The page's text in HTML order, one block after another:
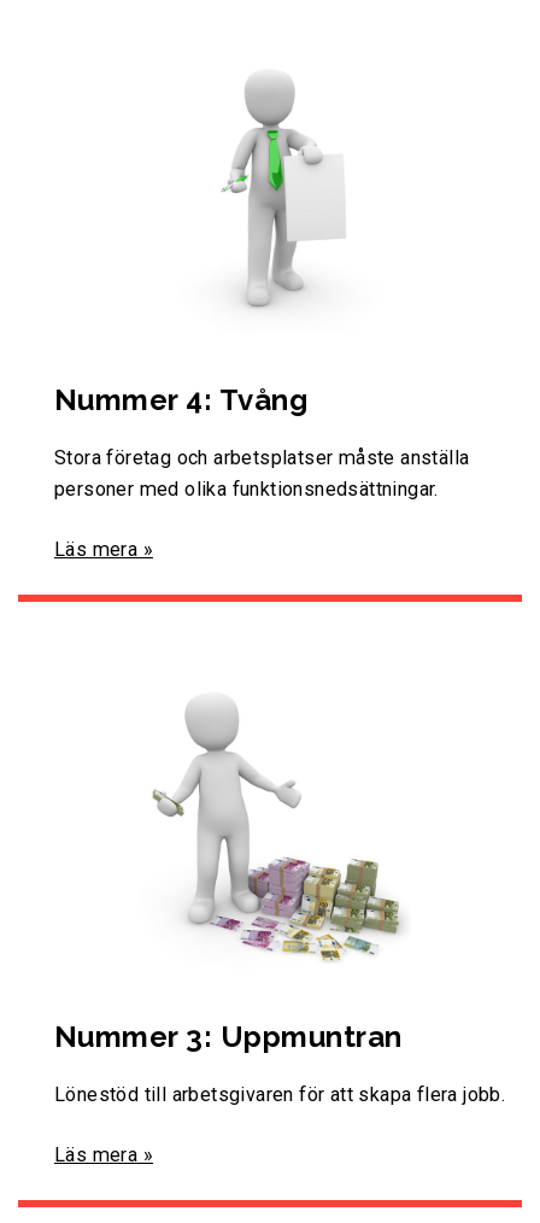
Nummer 4: Tvång
Stora företag och arbetsplatser måste anställa
personer med olika funktionsnedsättningar.
Läs mera »
Nummer 3: Uppmuntran
Lönestöd till arbetsgivaren för att skapa flera jobb.
Läs mera »